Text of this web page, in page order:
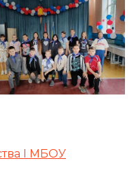
I МБОУ